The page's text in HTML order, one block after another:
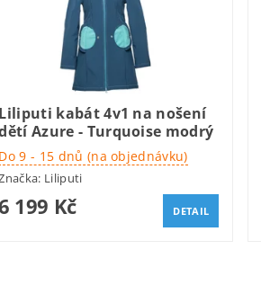
Liliputi kabát 4v1 na nošení
Azure - Turquoise modrý
Do 9 - 15 dnů (na objednávku)
Liliputi
199 Kč DETAIL